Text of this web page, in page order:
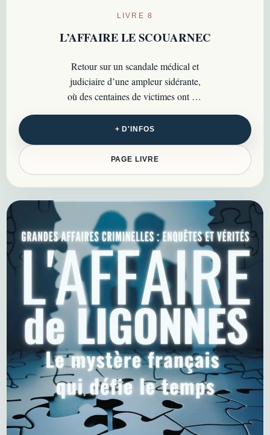
LIVRE 8
L’AFFAIRE LE SCOUARNEC
Retour sur un scandale médical et
judiciaire d’une ampleur sidérante,
où des centaines de victimes ont été
des années…
+ D'INFOS
PAGE LIVRE